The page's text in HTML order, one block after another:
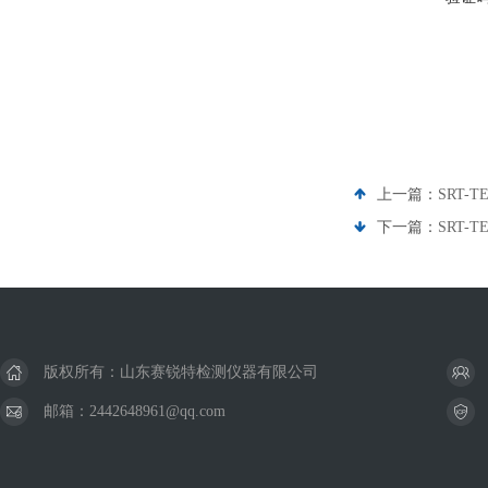
上一篇： SRT-
下一篇： SRT-
版权所有：山东赛锐特检测仪器有限公司
邮箱：2442648961@qq.com